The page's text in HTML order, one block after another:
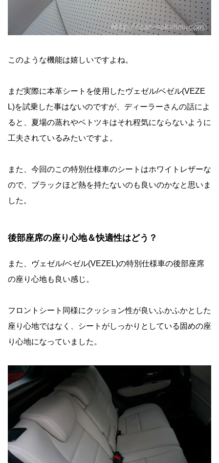
このような機能は嬉しいですよね。
まだ実際に本革シートを使用したヴェゼル/ベゼル(VEZE
L)を試乗した事はないのですが、ディーラーさんの話によ
ると、夏場の蒸れやベトツキはそれ程気にならないように
工夫されているみたいですよ。
また、今回のこの特別仕様車のシートはホワイトレザーな
ので、ブラックほど熱を持たないのも良いのかなと思いま
した。
後部座席の座り心地＆快適性はどう？
また、ヴェゼル/ベゼル(VEZEL)の特別仕様車の後部座席
の座り心地も良い感じ。
フロントシート同様にクッション性が良いふかふかとした
座り心地ではなく、シートがしっかりとしている固めの座
り心地になっていました。